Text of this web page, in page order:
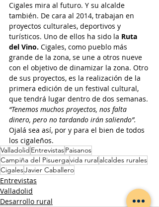
Cigales mira al futuro. Y su alcalde
también. De cara al 2014, trabajan en
proyectos culturales, deportivos y
turísticos. Uno de ellos ha sido la Ruta
del Vino. Cigales, como pueblo más
grande de la zona, se une a otros nueve
con el objetivo de dinamizar la zona. Otro
de sus proyectos, es la realización de la
primera edición de un festival cultural,
que tendrá lugar dentro de dos semanas.
“Tenemos muchos proyectos, nos falta
dinero, pero no tardando irán saliendo”.
Ojalá sea así, por y para el bien de todos
los cigaleños.
Valladolid EntrevistasPaisanos
Campiña del Pisuergavida ruralalcaldes rurales
CigalesJavier Caballero
Entrevistas
Valladolid
Desarrollo rural